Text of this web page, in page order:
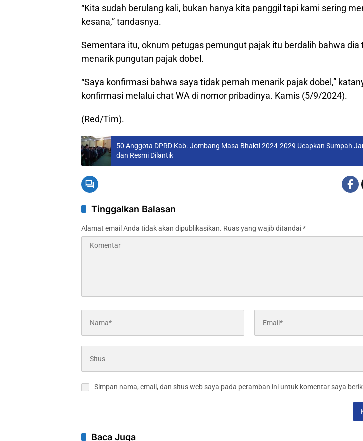
“Kita sudah berulang kali, bukan hanya kita panggil tapi kami sering
kesana,” tandasnya.
Sementara itu, oknum petugas pemungut pajak itu berdalih bahwa dia
menarik pungutan pajak dobel.
“Saya konfirmasi bahwa saya tidak pernah menarik pajak dobel,”
konfirmasi melalui chat WA di nomor pribadinya. Kamis (5/9/2024).
(Red/Tim).
50 Anggota DPRD Kab. Jombang Masa Bhakti 2024-2029 Ucapkan Sumpah
dan Resmi Dilantik
Tinggalkan Balasan
Alamat email Anda tidak akan dipublikasikan. Ruas yang wajib ditandai*
Simpan nama, email, dan situs web saya pada peramban ini untuk komentar saya
Baca Juga